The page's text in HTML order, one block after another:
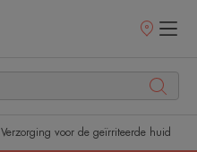
Verzorging voor de geïrriteerde huid